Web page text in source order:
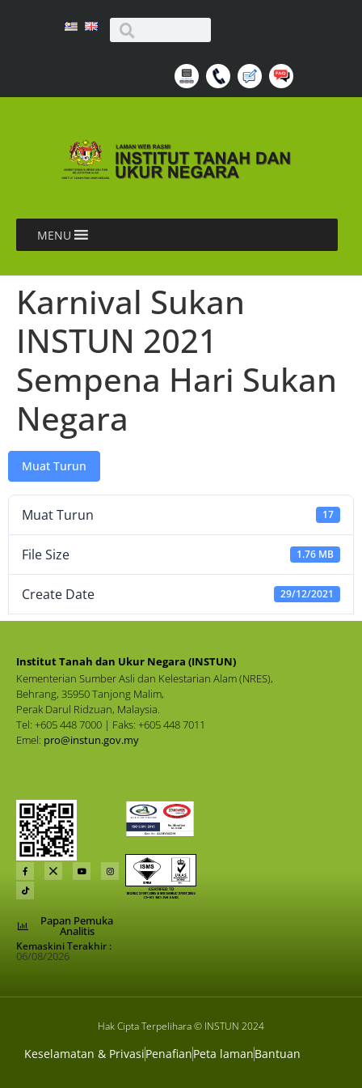
MENU
Karnival Sukan
INSTUN 2021
Sempena Hari Sukan
Negara
Muat Turun
Muat Turun 17
File Size 1.76 MB
Create Date 29/12/2021
Institut Tanah dan Ukur Negara (INSTUN)
Kementerian Sumber Asli dan Kelestarian Alam (NRES),
Behrang, 35950 Tanjong Malim,
Perak Darul Ridzuan, Malaysia.
Tel: +605 448 7000 | Faks: +605 448 7011
Emel: pro@instun.gov.my
Papan Pemuka
Analitis
Kemaskini Terakhir :
06/08/2026
Hak Cipta Terpelihara © INSTUN 2024
Keselamatan & PrivasiPenafianPeta lamanBantuan